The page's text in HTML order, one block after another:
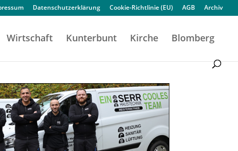
Datenschutzerklärung Cookie-Richtlinie (EU) AGB Archiv
Wirtschaft Kunterbunt Kirche Blomberg